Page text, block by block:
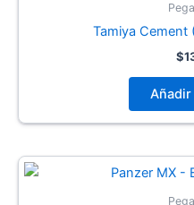
Tamiya Cement
$